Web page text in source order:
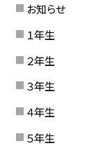
お知らせ
１年生
２年生
３年生
４年生
５年生